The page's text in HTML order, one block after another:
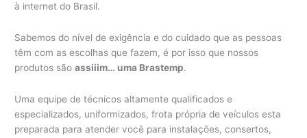
à internet do Brasil.
Sabemos do nível de exigência e do cuidado que as pessoas
têm com as escolhas que fazem, é por isso que nossos
produtos sãoassiiim… uma Brastemp.
Uma equipe de técnicos altamente qualificados e
especializados, uniformizados, frota própria de veículos esta
preparada para atender você para instalações, consertos,